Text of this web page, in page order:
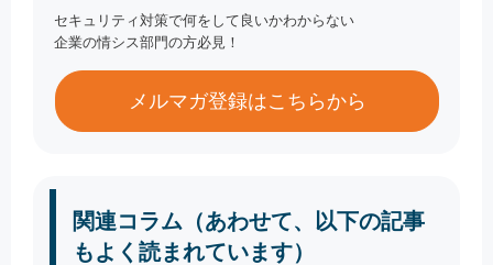
セキュリティ対策で何をして良いかわからない
企業の情シス部門の方必見！
メルマガ登録はこちらから
関連コラム（あわせて、以下の記事
もよく読まれています）